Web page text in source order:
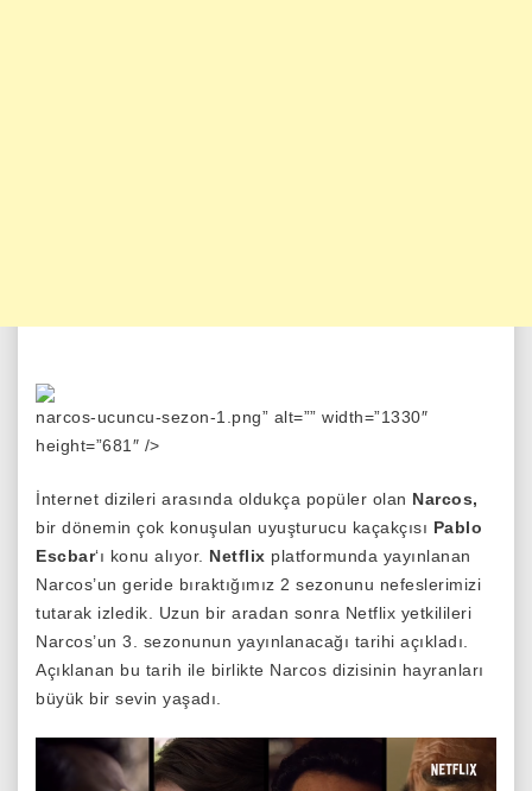
narcos-ucuncu-sezon-1.png” alt=”” width=”1330″
height=”681″ />
İnternet dizileri arasında oldukça popüler olan Narcos,
bir dönemin çok konuşulan uyuşturucu kaçakçısı Pablo
Escbar‘ı konu alıyor. Netflix platformunda yayınlanan
Narcos’un geride bıraktığımız 2 sezonunu nefeslerimizi
tutarak izledik. Uzun bir aradan sonra Netflix yetkilileri
Narcos’un 3. sezonunun yayınlanacağı tarihi açıkladı.
Açıklanan bu tarih ile birlikte Narcos dizisinin hayranları
büyük bir sevin yaşadı.